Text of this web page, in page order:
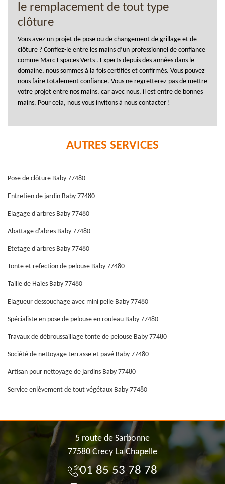
le remplacement de tout type
clôture
Vous avez un projet de pose ou de changement de grillage et de
clôture ? Confiez-le entre les mains d’un professionnel de confiance
comme Marc Espaces Verts . Experts depuis des années dans le
domaine, nous sommes à la fois certifiés et confirmés. Vous pouvez
nous faire totalement confiance. Vous ne regretterez pas de mettre
votre projet entre nos mains, car avec nous, il est entre de bonnes
mains. Pour cela, nous vous invitons à nous contacter !
AUTRES SERVICES
Pose de clôture Baby 77480
Entretien de jardin Baby 77480
Elagage d'arbres Baby 77480
Abattage d'abres Baby 77480
Etetage d'arbres Baby 77480
Tonte et refection de pelouse Baby 77480
Taille de Haies Baby 77480
Elagueur dessouchage avec mini pelle Baby 77480
Spécialiste en pose de pelouse en rouleau Baby 77480
Travaux de débroussaillage tonte de pelouse Baby 77480
Société de nettoyage terrasse et pavé Baby 77480
Artisan pour nettoyage de jardins Baby 77480
Service enlèvement de tout végétaux Baby 77480
5 route de Sarbonne
77580 Crecy La Chapelle
01 85 53 78 78